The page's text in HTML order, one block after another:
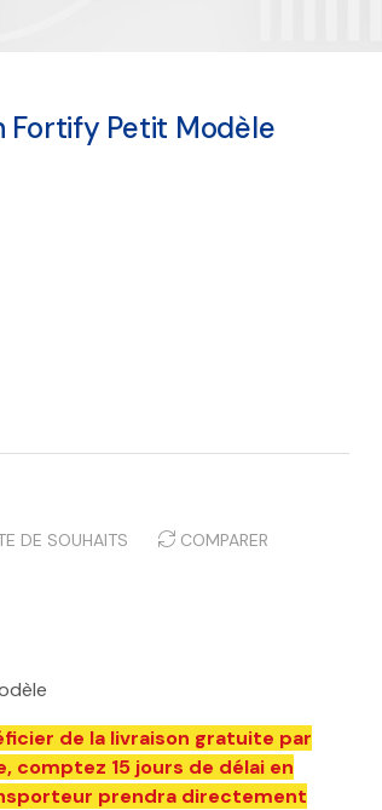
Fortify Petit Modèle
DE SOUHAITS COMPARER
de la livraison gratuite par
15 jours de délai en
prendra directement